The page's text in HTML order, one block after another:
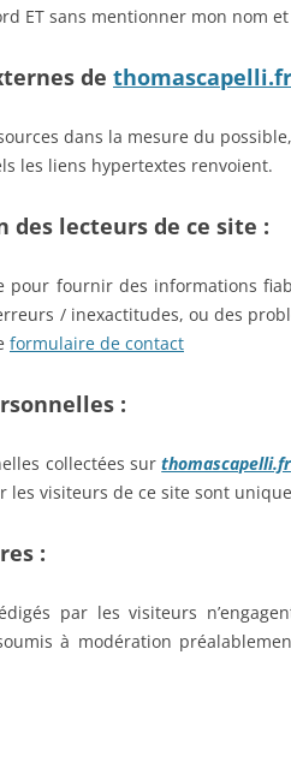
ET sans mentionner mon nom
de thomascapelli.fr
dans la mesure du
les liens hypertextes renvoient.
des lecteurs de ce site :
fournir des informations
/ inexactitudes, ou des
formulaire de contact
:
collectées surthomascapelli.fr
les visiteurs de ce site sont
:
par les visiteurs
à modération